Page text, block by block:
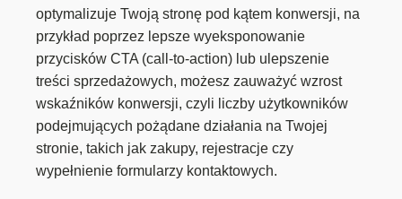
optymalizuje Twoją stronę pod kątem konwersji, na
przykład poprzez lepsze wyeksponowanie
przycisków CTA (call-to-action) lub ulepszenie
treści sprzedażowych, możesz zauważyć wzrost
wskaźników konwersji, czyli liczby użytkowników
podejmujących pożądane działania na Twojej
stronie, takich jak zakupy, rejestracje czy
wypełnienie formularzy kontaktowych.